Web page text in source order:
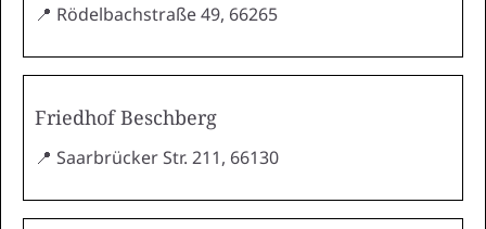
📍 Rödelbachstraße 49, 66265
Friedhof Beschberg
📍 Saarbrücker Str. 211, 66130